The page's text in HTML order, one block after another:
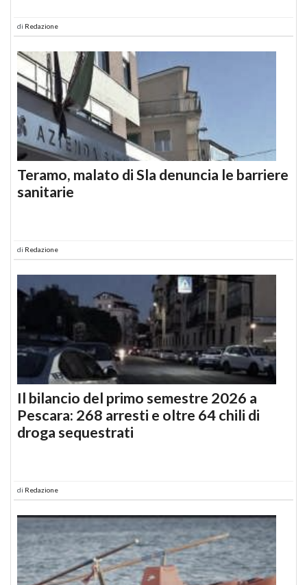
di Redazione
Teramo, malato di Sla denuncia le barriere
sanitarie
di Redazione
Il bilancio del primo semestre 2026 a
Pescara: 268 arresti e oltre 64 chili di
droga sequestrati
di Redazione